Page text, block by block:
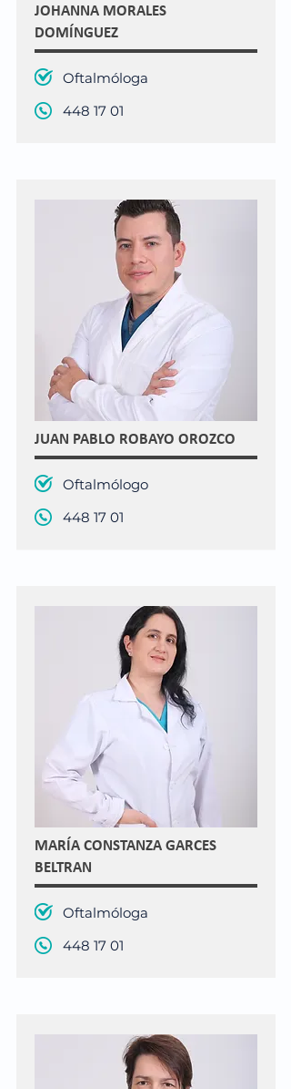
JOHANNA MORALES
DOMÍNGUEZ
Oftalmóloga
448 17 01
JUAN PABLO ROBAYO OROZCO
Oftalmólogo
448 17 01
MARÍA CONSTANZA GARCES
BELTRAN
Oftalmóloga
448 17 01